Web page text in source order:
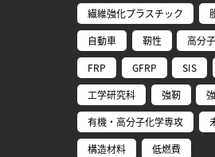
繊維強化プラスチック
自動車
靭性 高分子
FRP
GFRP SIS
工学研究科
強靭
有機・高分子化学専攻
構造材料
低燃費